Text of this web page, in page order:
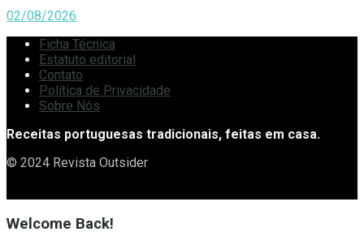
02/08/2026
Ficha Técnica
Estatuto editorial
Contato
Política de Privacidade
Sobre Nós
Receitas portuguesas tradicionais, feitas em casa.
© 2024 Revista Outsider
Welcome Back!